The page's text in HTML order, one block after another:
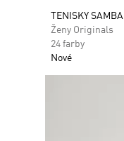
TENISKY SAMBA
Ženy Originals
24 farby
Nové